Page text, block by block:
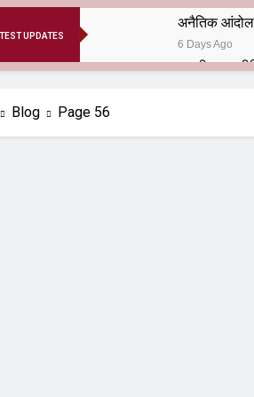
UPDATES
अनैतिक
6 Days Ago
Blog Page 56